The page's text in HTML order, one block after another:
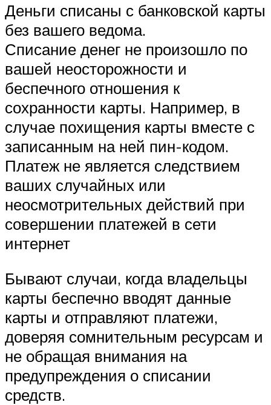
Деньги списаны с банковской карты
без вашего ведома.
Списание денег не произошло по
вашей неосторожности и
беспечного отношения к
сохранности карты. Например, в
случае похищения карты вместе с
записанным на ней пин-кодом.
Платеж не является следствием
ваших случайных или
неосмотрительных действий при
совершении платежей в сети
интернет
Бывают случаи, когда владельцы
карты беспечно вводят данные
карты и отправляют платежи,
доверяя сомнительным ресурсам и
не обращая внимания на
предупреждения о списании
средств.